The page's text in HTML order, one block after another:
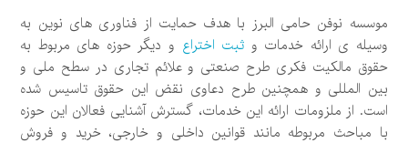
موسسه نوفن حامی البرز با هدف حمایت از فناوری های نوین به
وسیله ی ارائه خدمات و ثبت اختراع و دیگر حوزه های مربوط به
حقوق مالکیت فکری طرح صنعتی و علائم تجاری در سطح ملی و
بین المللی و همچنین طرح دعاوی نقض این حقوق تاسیس شده
است. از ملزومات ارائه این خدمات، گسترش آشنایی فعالان این حوزه
با مباحث مربوطه مانند قوانین داخلی و خارجی، خرید و فروش